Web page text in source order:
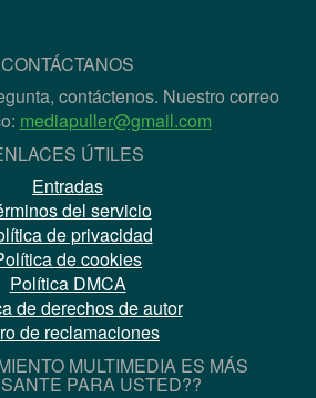
CONTÁCTANOS
contáctenos. Nuestro correo
mediapuller@gmail.com
ÚTILES
Entradas
del servicio
de privacidad
de cookies
Política DMCA
de derechos de autor
de reclamaciones
MULTIMEDIA ES MÁS
PARA USTED??